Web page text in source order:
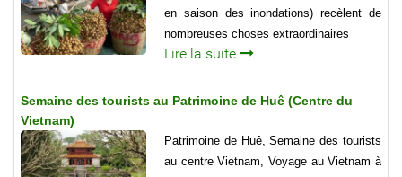
en saison des inondations) recèlent de
nombreuses choses extraordinaires
Lire la suite
Semaine des tourists au Patrimoine de Huê (Centre du
Vietnam)
Patrimoine de Huê, Semaine des tourists
au centre Vietnam, Voyage au Vietnam à